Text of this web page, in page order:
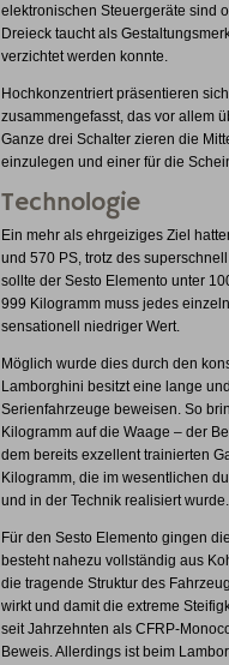
elektronischen Steuergeräte sind
Dreieck taucht als
verzichtet werden konnte.
Hochkonzentriert präsentieren
zusammengefasst, das vor allem
Ganze drei Schalter zieren die
einzulegen und einer für die
Technologie
Ein mehr als ehrgeiziges Ziel
und 570 PS, trotz des
sollte der Sesto Elemento unter
999 Kilogramm muss jedes
sensationell niedriger Wert.
Möglich wurde dies durch den
Lamborghini besitzt eine lange
Serienfahrzeuge beweisen. So
Kilogramm auf die Waage – der
dem bereits exzellent trainierten
Kilogramm, die im wesentlichen
und in der Technik realisiert wurde.
Für den Sesto Elemento gingen
besteht nahezu vollständig aus
die tragende Struktur des
wirkt und damit die extreme
seit Jahrzehnten als CFRP-
Beweis. Allerdings ist beim